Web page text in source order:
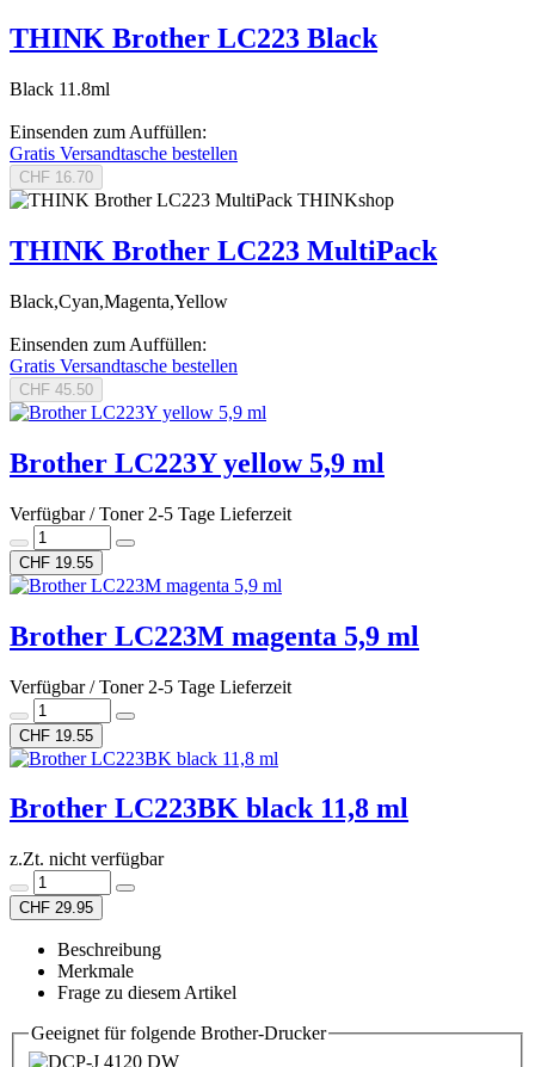
THINK Brother LC223 Black
Black 11.8ml
Einsenden zum Auffüllen:
Gratis Versandtasche bestellen
CHF 16.70
THINKshop
THINK Brother LC223 MultiPack
Black,Cyan,Magenta,Yellow
Einsenden zum Auffüllen:
Gratis Versandtasche bestellen
CHF 45.50
Brother LC223Y yellow 5,9 ml
Verfügbar / Toner 2-5 Tage Lieferzeit
CHF 19.55
Brother LC223M magenta 5,9 ml
Verfügbar / Toner 2-5 Tage Lieferzeit
CHF 19.55
Brother LC223BK black 11,8 ml
z.Zt. nicht verfügbar
CHF 29.95
Beschreibung
Merkmale
Frage zu diesem Artikel
Geeignet für folgende Brother-Drucker